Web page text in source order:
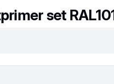
set